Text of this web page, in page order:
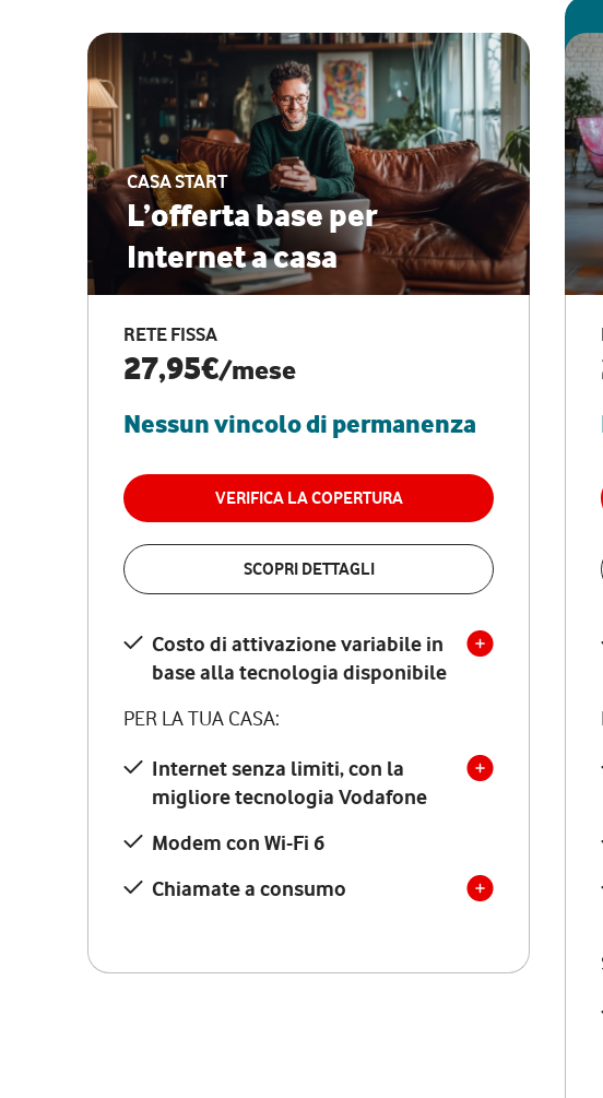
CASA START
L’offerta base per
Internet a casa
RETE FISSA
27,95€/mese
Nessun vincolo di permanenza
VERIFICA LA COPERTURA
SCOPRI DETTAGLI
Costo di attivazione variabile in
base alla tecnologia disponibile
PER LA TUA CASA:
Internet senza limiti, con la
migliore tecnologia Vodafone
Modem con Wi-Fi 6
Chiamate a consumo